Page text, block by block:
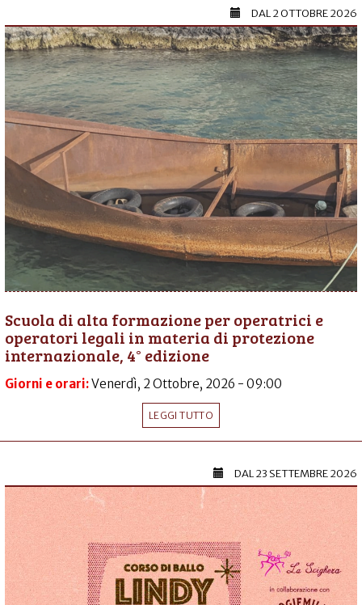
DAL2 OTTOBRE 2026
Scuola di alta formazione per operatrici e
operatori legali in materia di protezione
internazionale, 4° edizione
Giorni e orari:Venerdì, 2 Ottobre, 2026 - 09:00
LEGGI TUTTO
DAL23 SETTEMBRE 2026